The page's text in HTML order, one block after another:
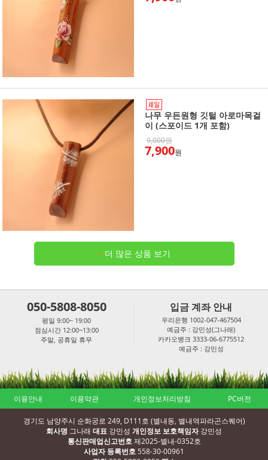
나무 우든원형 깃털 아로마목걸
이 (스포이드 1개 포함)
9,000원
7,900원
+ 더 많은 상품 보기
050-5808-8050
평일 9:00~ 19:00
점심시간 12:00~13:00
주말, 공휴일 휴무
입금 계좌 안내
우리은행 1002-047-467504
예금주 : 강민성(그나래)
카카오뱅크 3333-06-6775512
예금주 : 강민성
이용안내 이용약관 개인정보처리방침 PC버전
경기도 남양주시 순화궁로 249, D111호 (별내동, 별내역파라곤스퀘어)
회사명 그나래 대표 강민성 개인정보 보호책임자강민성
통신판매업신고번호제2025-별내-0352호
사업자 등록번호558-30-00961